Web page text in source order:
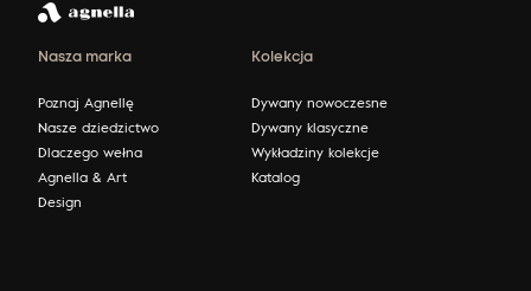
Nasza marka
Poznaj Agnellę
Nasze dziedzictwo
Dlaczego wełna
Agnella & Art
Design
Kolekcja
Dywany nowoczesne
Dywany klasyczne
Wykładziny kolekcje
Katalog